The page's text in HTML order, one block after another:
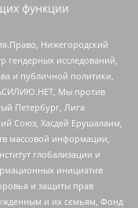
функции
Нижегородский
гендерных исследований,
и публичной политики,
Мы против
Петербург, Лига
Союз, Хасдей Ерушалаим,
массовой информации,
глобализации и
инициатив
и защиты прав
и их семьям, Фонд